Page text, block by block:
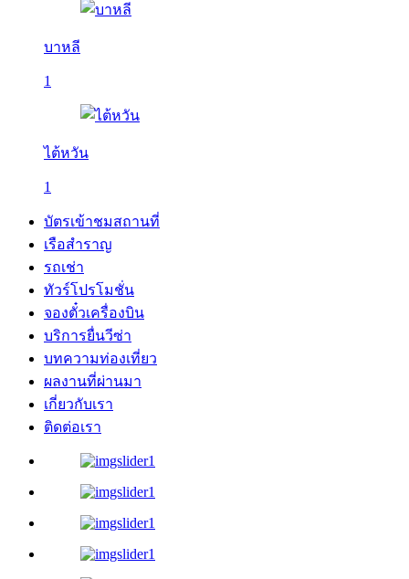
บาหลี
1
ไต้หวัน
1
บัตรเข้าชมสถานที่
เรือสำราญ
รถเช่า
ทัวร์โปรโมชั่น
จองตั๋วเครื่องบิน
บริการยื่นวีซ่า
บทความท่องเที่ยว
ผลงานที่ผ่านมา
เกี่ยวกับเรา
ติดต่อเรา